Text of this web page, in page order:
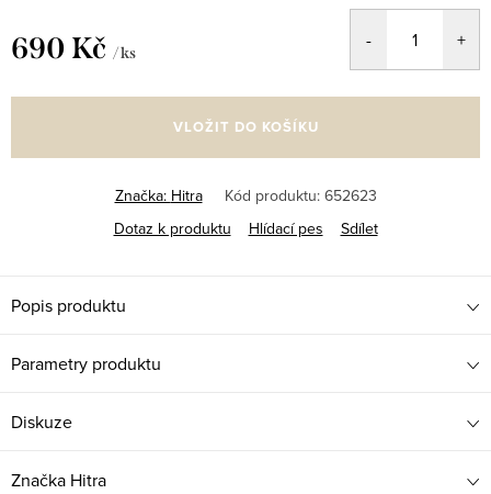
690 Kč / ks
cena:
VLOŽIT DO KOŠÍKU
Značka: Hitra Kód produktu: 652623
Dotaz k produktu
Hlídací pes Sdílet
Popis produktu
Parametry produktu
Diskuze
Značka Hitra